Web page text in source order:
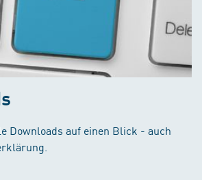
Downloads auf einen Blick - auch